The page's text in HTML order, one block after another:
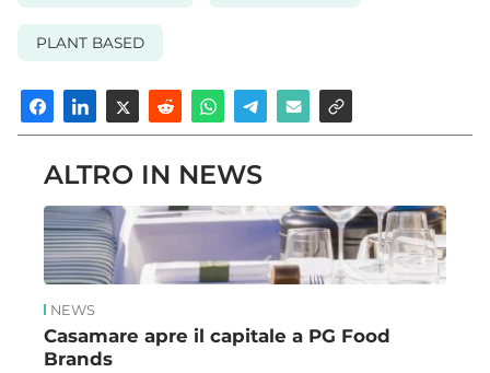
PLANT BASED
ALTRO IN NEWS
NEWS
Casamare apre il capitale a PG Food
Brands